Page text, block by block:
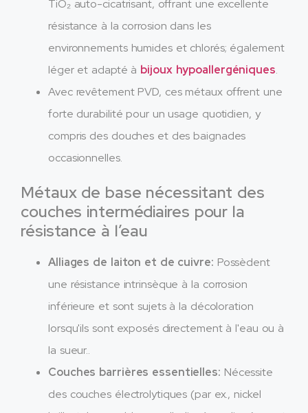
TiO₂ auto-cicatrisant, offrant une excellente
résistance à la corrosion dans les
environnements humides et chlorés; également
léger et adapté à bijoux hypoallergéniques.
Avec revêtement PVD, ces métaux offrent une
forte durabilité pour un usage quotidien, y
compris des douches et des baignades
occasionnelles.
Métaux de base nécessitant des
couches intermédiaires pour la
résistance à l’eau
Alliages de laiton et de cuivre: Possèdent
une résistance intrinsèque à la corrosion
inférieure et sont sujets à la décoloration
lorsqu'ils sont exposés directement à l'eau ou à
la sueur..
Couches barrières essentielles: Nécessite
des couches électrolytiques (par ex., nickel